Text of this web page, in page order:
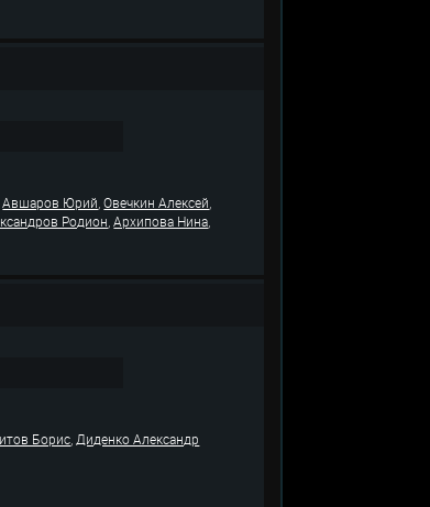
Авшаров Юрий,Овечкин Алексей,
Родион,Архипова Нина,
Борис,Диденко Александр